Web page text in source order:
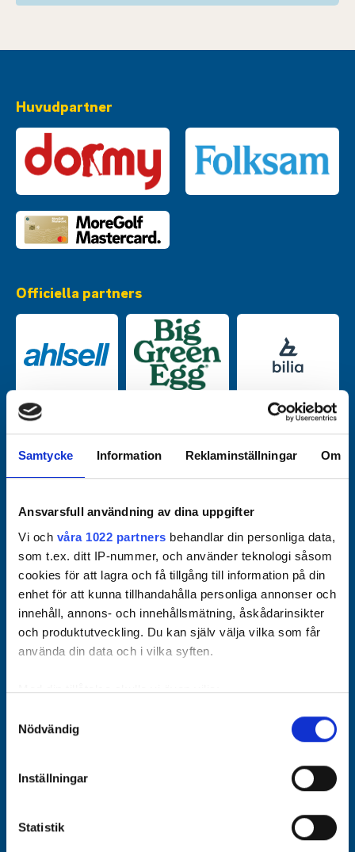
Samtycke Information Reklaminställningar Om
Ansvarsfull användning av dina uppgifter
Vi och våra 1022 partners behandlar din personliga data,
som t.ex. ditt IP-nummer, och använder teknologi såsom
cookies för att lagra och få tillgång till information på din
enhet för att kunna tillhandahålla personliga annonser och
innehåll, annons- och innehållsmätning, åskådarinsikter
och produktutveckling. Du kan själv välja vilka som får
använda din data och i vilka syften.
Med din tillåtelse skulle vi även vilja:
kan ha en noggrannhet på upp till flera meter
Ta reda på mer om hur dina personliga uppgifter
Du kan ändra eller dra tillbaka ditt samtycke när som
Nödvändig
Inställningar
Statistik
Huvudpartner
Officiella partners